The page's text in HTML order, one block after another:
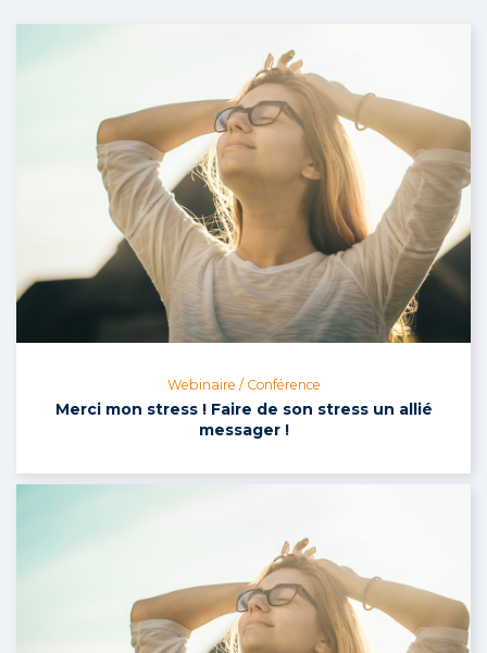
Webinaire / Conférence
Merci mon stress ! Faire de son stress un allié
messager !